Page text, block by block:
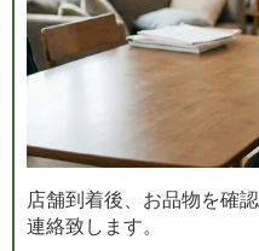
店舗到着後、お品物を確
連絡致します。